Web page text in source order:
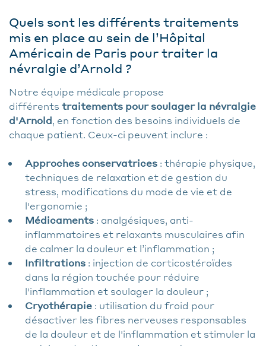
Quels sont les différents traitements
mis en place au sein de l’Hôpital
Américain de Paris pour traiter la
névralgie d’Arnold ?
Notre équipe médicale propose
différents traitements pour soulager la névralgie
d'Arnold, en fonction des besoins individuels de
chaque patient. Ceux-ci peuvent inclure :
Approches conservatrices : thérapie physique,
techniques de relaxation et de gestion du
stress, modifications du mode de vie et de
l'ergonomie ;
Médicaments : analgésiques, anti-
inflammatoires et relaxants musculaires afin
de calmer la douleur et l’inflammation ;
Infiltrations : injection de corticostéroïdes
dans la région touchée pour réduire
l'inflammation et soulager la douleur ;
Cryothérapie : utilisation du froid pour
désactiver les fibres nerveuses responsables
de la douleur et de l'inflammation et stimuler la